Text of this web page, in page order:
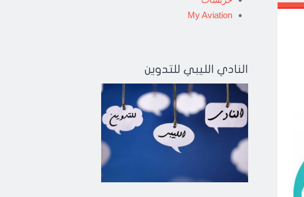
My Aviation
النادي الليبي للتدوين